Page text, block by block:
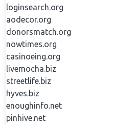
loginsearch.org
aodecor.org
donorsmatch.org
nowtimes.org
casinoeing.org
livemocha.biz
streetlife.biz
hyves.biz
enoughinfo.net
pinhive.net